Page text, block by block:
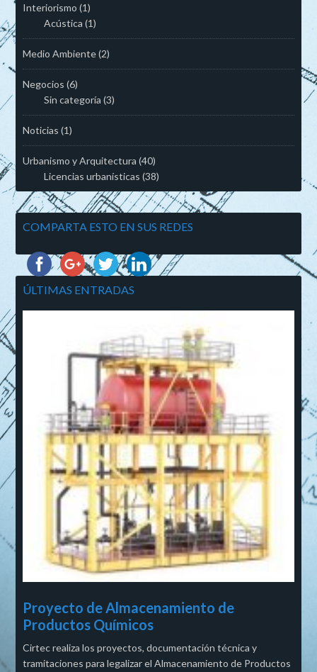
Interiorismo (1)
Acústica (1)
Medio Ambiente(2)
Negocios (6)
Sin categoría (3)
Noticias (1)
Urbanismo y Arquitectura (40)
Licencias urbanísticas (38)
COMPARTA ESTO EN SUS REDES
ÚLTIMAS ENTRADAS
Proyecto de Almacenamiento de
Productos Químicos
Cirtec realiza los proyectos, documentación técnica y
tramitaciones para legalizar el Almacenamiento de Productos